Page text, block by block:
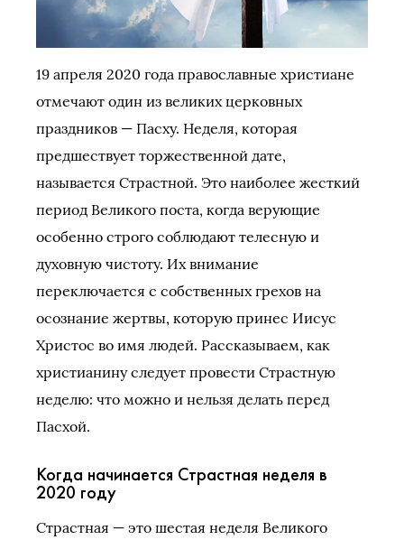
19 апреля 2020 года православные христиане
отмечают один из великих церковных
праздников — Пасху. Неделя, которая
предшествует торжественной дате,
называется Страстной. Это наиболее жесткий
период Великого поста, когда верующие
особенно строго соблюдают телесную и
духовную чистоту. Их внимание
переключается с собственных грехов на
осознание жертвы, которую принес Иисус
Христос во имя людей. Рассказываем, как
христианину следует провести Страстную
неделю: что можно и нельзя делать перед
Пасхой.
Когда начинается Страстная неделя в
2020 году
Страстная — это шестая неделя Великого